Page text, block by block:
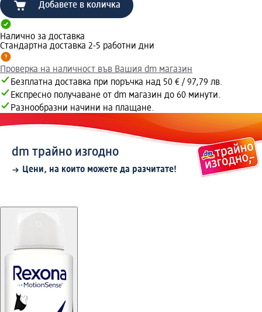
Добавете в количка
Налично за доставка
Стандартна доставка 2-5 работни дни
Проверка на наличност във Вашия dm магазин
Безплатна доставка при поръчка над 50 € / 97,79 лв.
Експресно получаване от dm магазин до 60 минути.
Разнообразни начини на плащане.
dm трайно изгодно
Цени, на които можете да разчитате!